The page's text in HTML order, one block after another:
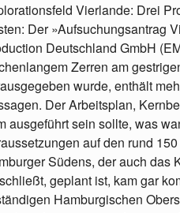
Vierlande: Drei
Der »Aufsuchungsantrag
Deutschland GmbH
Zerren am
wurde, enthält
Der Arbeitsplan,
ausgeführt sein sollte, was
auf den rund
Südens, der auch das
geplant ist, kam gar
Hamburgischen